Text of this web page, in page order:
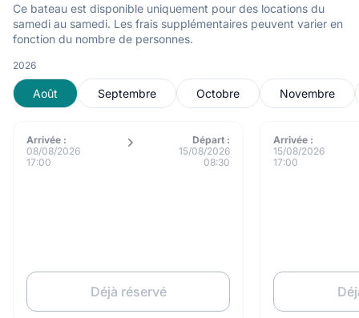
Ce bateau est disponible uniquement pour des locations du
samedi au samedi. Les frais supplémentaires peuvent varier en
fonction du nombre de personnes.
2026
Août Septembre Octobre Novembre
Arrivée :
08/08/2026
17:00
Départ :
15/08/2026
08:30
Déjà réservé
Arrivée :
15/08/2026
17:00